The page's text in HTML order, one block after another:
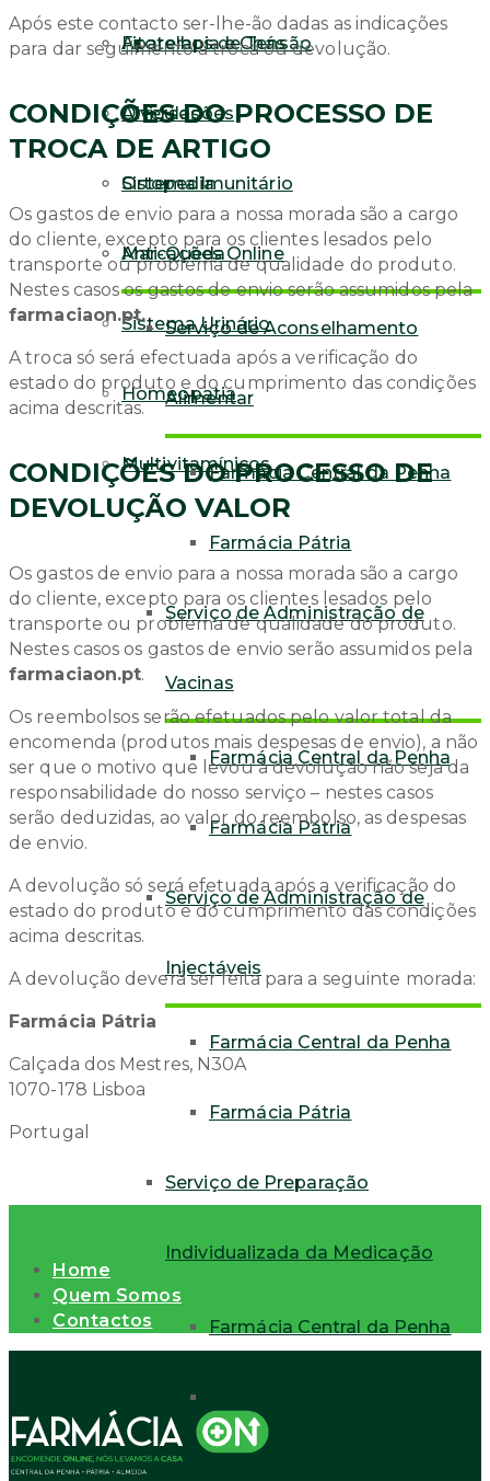
Fitoterapia e Chás
Articulações
Sistema Imunitário
Anti-Queda
Sistema Urinário
Homeopatia
Multivitamínicos
Aparelhos de Tensão
Diversos
Ortopedia
Marcações Online
Serviço de Aconselhamento
Alimentar
Farmácia Central da Penha
Farmácia Pátria
Serviço de Administração de
Vacinas
Farmácia Central da Penha
Farmácia Pátria
Serviço de Administração de
Injectáveis
Farmácia Central da Penha
Farmácia Pátria
Serviço de Preparação
Individualizada da Medicação
Farmácia Central da Penha
Após este contacto ser-lhe-ão dadas as indicações
para dar seguimento à troca ou devolução.
CONDIÇÕES DO PROCESSO DE
TROCA DE ARTIGO
Os gastos de envio para a nossa morada são a cargo
do cliente, excepto para os clientes lesados pelo
transporte ou problema de qualidade do produto.
Nestes casos os gastos de envio serão assumidos pela
farmaciaon.pt.
A troca só será efectuada após a verificação do
estado do produto e do cumprimento das condições
acima descritas.
CONDIÇÕES DO PROCESSO DE
DEVOLUÇÃO VALOR
Os gastos de envio para a nossa morada são a cargo
do cliente, excepto para os clientes lesados pelo
transporte ou problema de qualidade do produto.
Nestes casos os gastos de envio serão assumidos pela
farmaciaon.pt.
Os reembolsos serão efetuados pelo valor total da
encomenda (produtos mais despesas de envio), a não
ser que o motivo que levou à devolução não seja da
responsabilidade do nosso serviço – nestes casos
serão deduzidas, ao valor do reembolso, as despesas
de envio.
A devolução só será efetuada após a verificação do
estado do produto e do cumprimento das condições
acima descritas.
A devolução deverá ser feita para a seguinte morada:
Farmácia Pátria
Calçada dos Mestres, N30A
1070-178 Lisboa
Portugal
Home
Quem Somos
Contactos